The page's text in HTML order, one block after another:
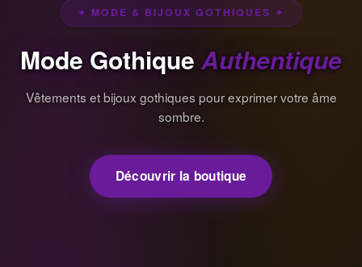
✦ MODE & BIJOUX GOTHIQUES ✦
Mode Gothique Authentique
Vêtements et bijoux gothiques pour exprimer votre âme
sombre.
Découvrir la boutique